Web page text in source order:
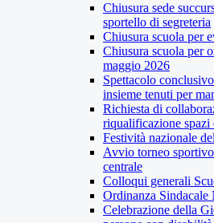
Chiusura sede
sportello di segreteria
Chiusura scuola per
Chiusura scuola per
maggio 2026
Spettacolo
insieme tenuti per
Richiesta di
riqualificazione spazi
Festività nazionale
Avvio torneo
centrale
Colloqui generali
Ordinanza Sindacale
Celebrazione della